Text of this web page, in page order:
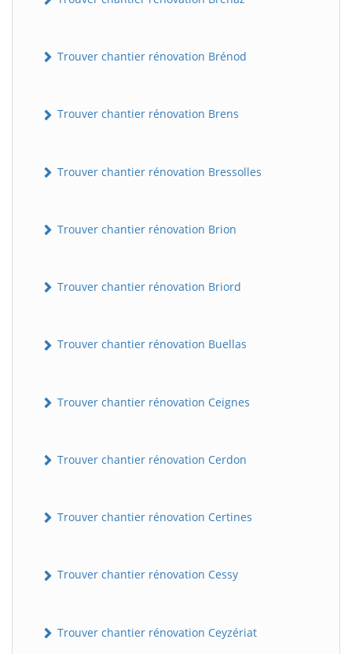
Trouver chantier rénovation Brénod
Trouver chantier rénovation Brens
Trouver chantier rénovation Bressolles
Trouver chantier rénovation Brion
Trouver chantier rénovation Briord
Trouver chantier rénovation Buellas
Trouver chantier rénovation Ceignes
Trouver chantier rénovation Cerdon
Trouver chantier rénovation Certines
Trouver chantier rénovation Cessy
Trouver chantier rénovation Ceyzériat